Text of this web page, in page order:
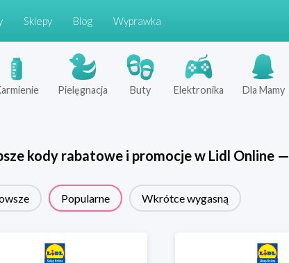
Sklepy Blog Wyprawka
Pielęgnacja Buty Elektronika Dla Mamy
kody rabatowe i promocje w Lidl Online—
Popularne Wkrótce wygasną